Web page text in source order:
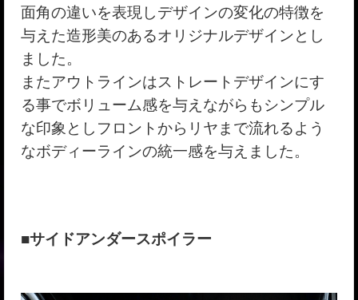
面角の違いを表現しデザインの変化の特徴を
与えた造形美のあるオリジナルデザインとし
ました。
またアウトラインはストレートデザインにす
る事でボリューム感を与えながらもシンプル
な印象としフロントからリヤまで流れるよう
なボディーラインの統一感を与えました。
■サイドアンダースポイラー